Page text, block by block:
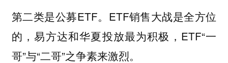
第二类是公募ETF。ETF销售大战是全方位
的，易方达和华夏投放最为积极，ETF“一
哥”与“二哥”之争素来激烈。